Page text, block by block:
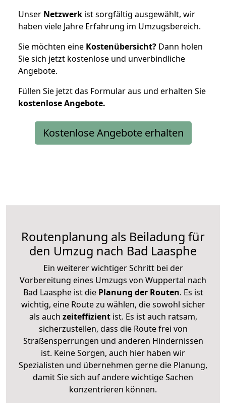
Unser Netzwerk ist sorgfältig ausgewählt, wir
haben viele Jahre Erfahrung im Umzugsbereich.
Sie möchten eine Kostenübersicht? Dann holen
Sie sich jetzt kostenlose und unverbindliche
Angebote.
Füllen Sie jetzt das Formular aus und erhalten Sie
kostenloseAngebote.
Kostenlose Angebote erhalten
Routenplanung als Beiladung für
den Umzug nach Bad Laasphe
Ein weiterer wichtiger Schritt bei der
Vorbereitung eines Umzugs von Wuppertal nach
Bad Laasphe ist diePlanung der Routen. Es ist
wichtig, eine Route zu wählen, die sowohl sicher
als auch zeiteffizientist. Es ist auch ratsam,
sicherzustellen, dass die Route frei von
Straßensperrungen und anderen Hindernissen
ist. Keine Sorgen, auch hier haben wir
Spezialisten und übernehmen gerne die Planung,
damit Sie sich auf andere wichtige Sachen
konzentrieren können.